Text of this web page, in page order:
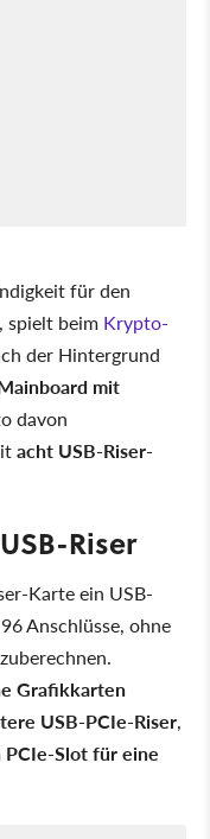
für den
spielt beim Krypto-
der Hintergrund
mit
davon
acht USB-Riser-
Riser
Karte ein USB-
Anschlüsse, ohne
Grafikkarten
USB-PCIe-Riser,
PCIe-Slot für eine